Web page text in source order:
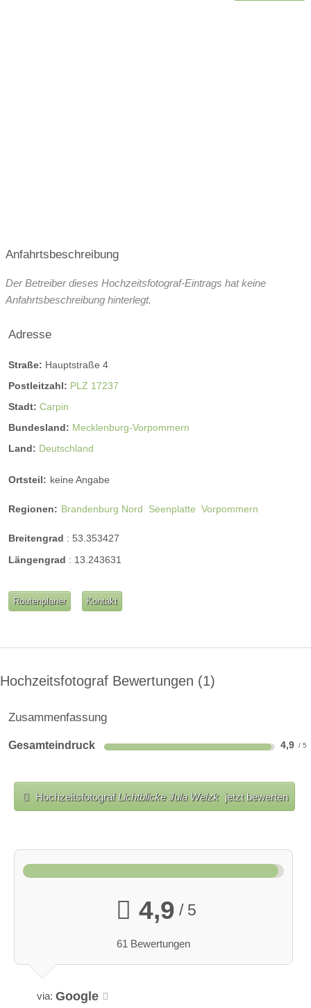
Anfahrtsbeschreibung
Der Betreiber dieses Hochzeitsfotograf-Eintrags hat keine
Anfahrtsbeschreibung hinterlegt.
Adresse
Straße: Hauptstraße 4
Postleitzahl: PLZ 17237
Stadt: Carpin
Bundesland: Mecklenburg-Vorpommern
Land: Deutschland
Ortsteil: keine Angabe
Regionen: Brandenburg Nord Seenplatte Vorpommern
Breitengrad : 53.353427
Längengrad : 13.243631
Routenplaner Kontakt
Hochzeitsfotograf Bewertungen 1
Zusammenfassung
Gesamteindruck 4,9
HochzeitsfotografLichtblicke Jula Welzk jetzt bewerten
4,9 / 5
61 Bewertungen
via: Google